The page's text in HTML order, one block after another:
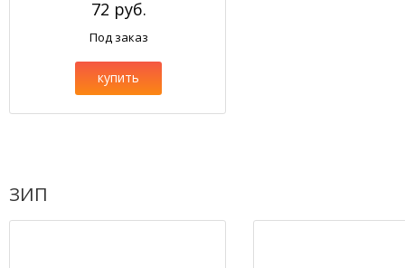
72 руб.
Под заказ
купить
ЗИП